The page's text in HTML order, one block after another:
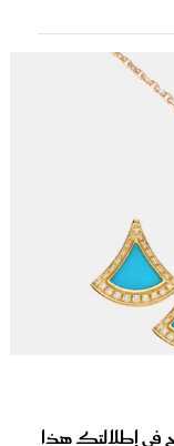
في إطلالتك هذا